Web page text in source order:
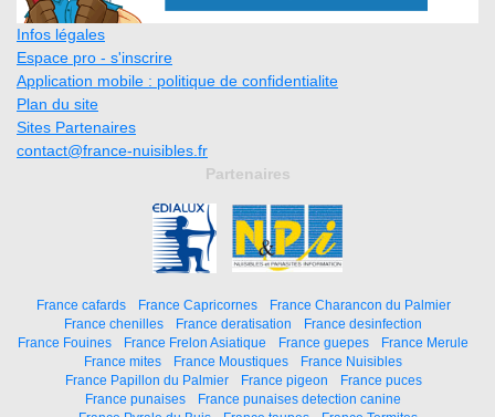
Infos légales
Espace pro - s'inscrire
Application mobile : politique de confidentialite
Plan du site
Sites Partenaires
contact@france-nuisibles.fr
Partenaires
France cafards France Capricornes
France Charancon du Palmier
France chenilles
France deratisation
France desinfection
France Fouines
France Frelon Asiatique France guepes
France Merule
France mites
France Moustiques
France Nuisibles
France Papillon du Palmier
France pigeon
France puces
France punaises
France punaises detection canine